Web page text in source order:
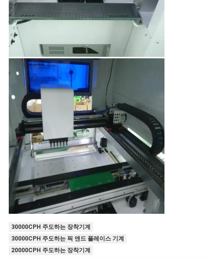
30000CPH 주도하는 장착기계
30000CPH 주도하는 픽 앤드 플레이스 기계
20000CPH 주도하는 장착기계